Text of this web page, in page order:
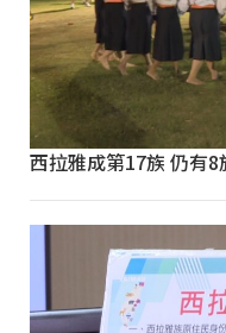
西拉雅成第17族 仍有